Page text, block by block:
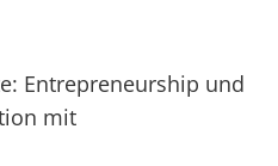
Entrepreneurship und
mit